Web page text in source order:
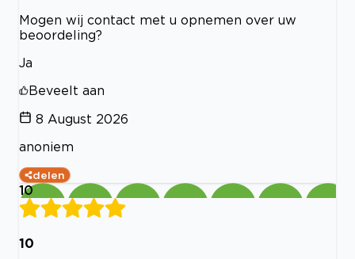
Mogen wij contact met u opnemen over uw
beoordeling?
Ja
Beveelt aan
8 August 2026
anoniem
delen
10
10